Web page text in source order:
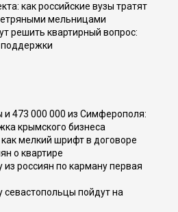
как российские вузы тратят
мельницами
решить квартирный вопрос:
поддержки
и 473 000 000 из Симферополя:
крымского бизнеса
мелкий шрифт в договоре
о квартире
россиян по карману первая
севастопольцы пойдут на